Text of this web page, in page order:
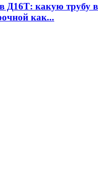
Д16Т: какую трубу
как...